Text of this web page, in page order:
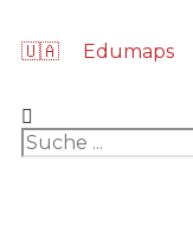
🇺🇦 Edumaps